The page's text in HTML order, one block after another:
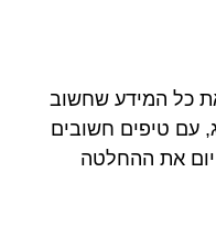
כל המידע שחשוב
עם טיפים חשובים
את ההחלטה